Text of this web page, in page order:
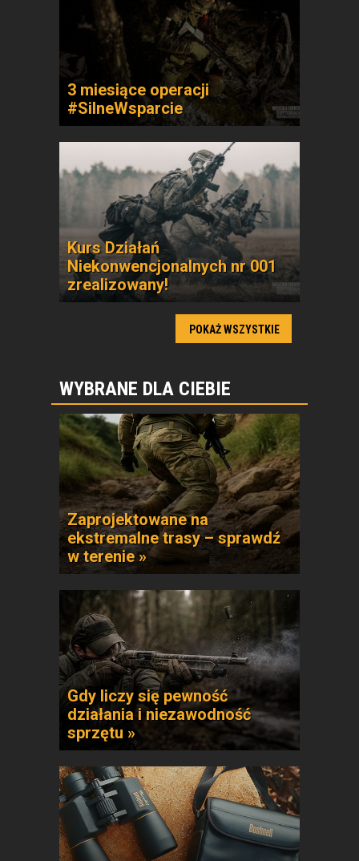
3 miesiące operacji
#SilneWsparcie
Kurs Działań
Niekonwencjonalnych nr 001
zrealizowany!
POKAŻ WSZYSTKIE
WYBRANE DLA CIEBIE
Zaprojektowane na
ekstremalne trasy – sprawdź
w terenie »
Gdy liczy się pewność
działania i niezawodność
sprzętu »